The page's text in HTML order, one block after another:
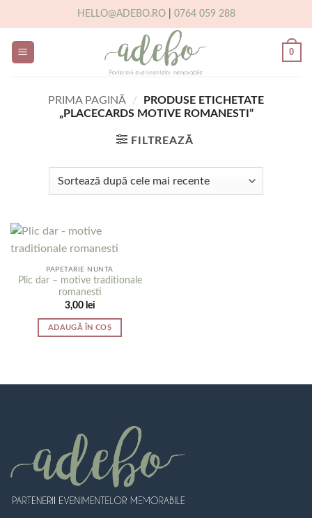
content
HELLO@ADEBO.RO| 0764 059 288
0
PRIMA PAGINĂ /
PRODUSE ETICHETATE
„PLACECARDS MOTIVE ROMANESTI”
FILTREAZĂ
PAPETARIE NUNTA
Plic dar – motive traditionale
romanesti
3,00 lei
ADAUGĂ ÎN COȘ